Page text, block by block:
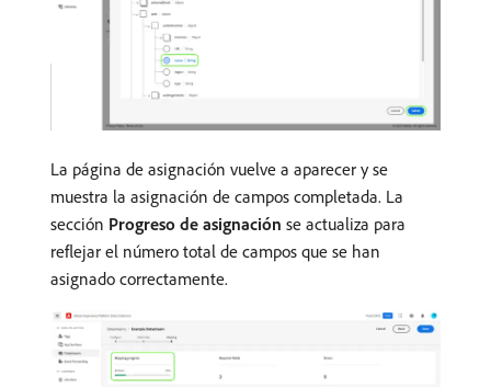
La página de asignación vuelve a aparecer y se
muestra la asignación de campos completada. La
sección Progreso de asignación se actualiza para
reflejar el número total de campos que se han
asignado correctamente.